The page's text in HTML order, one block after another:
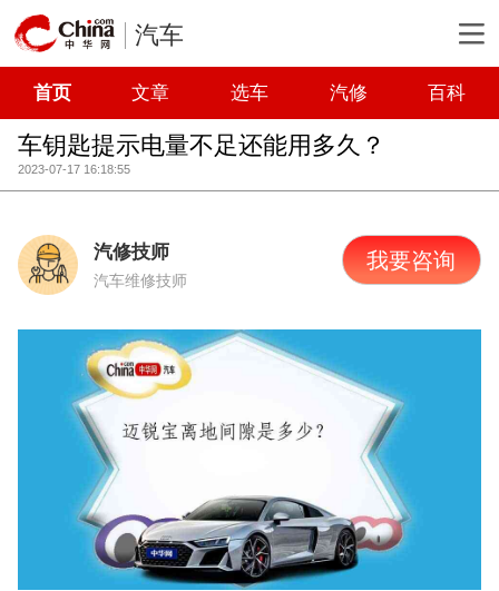
汽车
首页 文章 选车 汽修 百科
车钥匙提示电量不足还能用多久？
2023-07-17 16:18:55
汽修技师
汽车维修技师
我要咨询